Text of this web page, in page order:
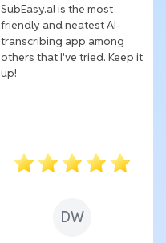
SubEasy.al is the most
friendly and neatest AI-
transcribing app among
others that I've tried. Keep it
up!
DW